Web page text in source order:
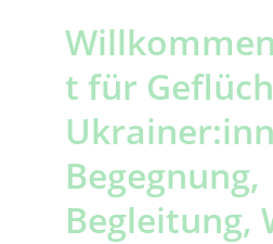
t für
Begegnung,
Begleitung,